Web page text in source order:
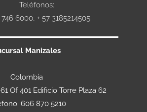
Teléfonos:
746 6000, + 57 3185214505
Manizales
Colombia
Of 401 Edificio Torre Plaza 62
606 870 5210